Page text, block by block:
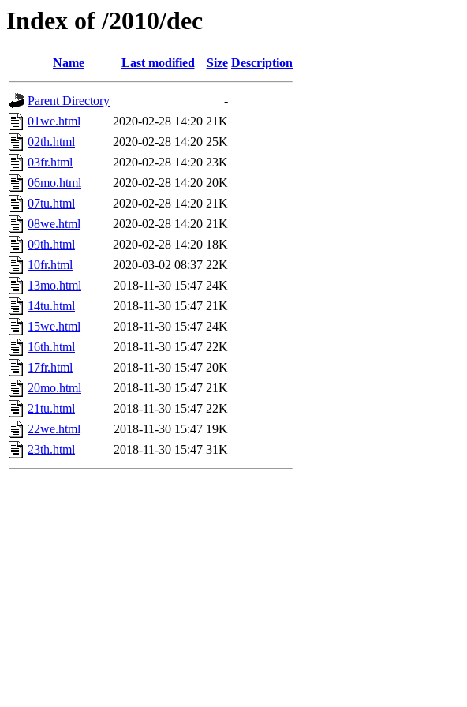
Index of /2010/dec
Name Last modified Size Description
Parent Directory
-
01we.html
2020-02-28 14:20 21K
02th.html
2020-02-28 14:20 25K
03fr.html
2020-02-28 14:20 23K
06mo.html
2020-02-28 14:20 20K
07tu.html
2020-02-28 14:20 21K
08we.html
2020-02-28 14:20 21K
09th.html
2020-02-28 14:20 18K
10fr.html
2020-03-02 08:37 22K
13mo.html
2018-11-30 15:47 24K
14tu.html
2018-11-30 15:47 21K
15we.html
2018-11-30 15:47 24K
16th.html
2018-11-30 15:47 22K
17fr.html
2018-11-30 15:47 20K
20mo.html
2018-11-30 15:47 21K
21tu.html
2018-11-30 15:47 22K
22we.html
2018-11-30 15:47 19K
23th.html
2018-11-30 15:47 31K